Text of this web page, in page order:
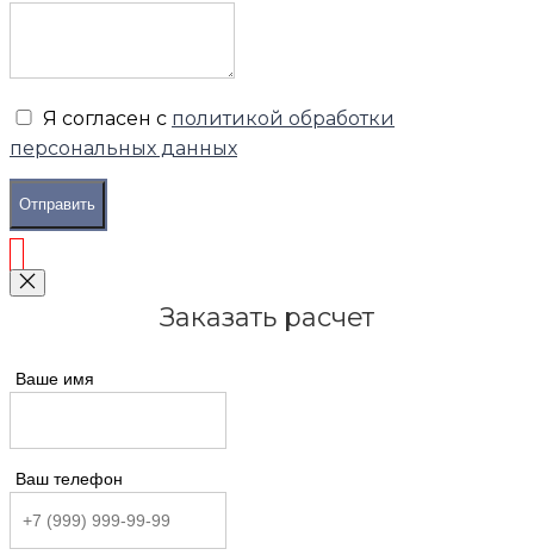
Я согласен с политикой обработки
персональных данных
Отправить
Заказать расчет
Ваше имя
Ваш телефон